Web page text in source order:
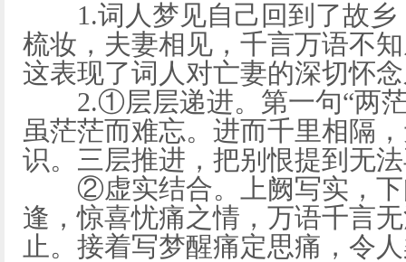
1.词人梦见自己回到了故乡
梳妆，夫妻相见，千言万语不
这表现了词人对亡妻的深切怀
2.①层层递进。第一句“两茫
虽茫茫而难忘。进而千里相隔
识。三层推进，把别恨提到无
②虚实结合。上阙写实，下
逢，惊喜忧痛之情，万语千言
止。接着写梦醒痛定思痛，令